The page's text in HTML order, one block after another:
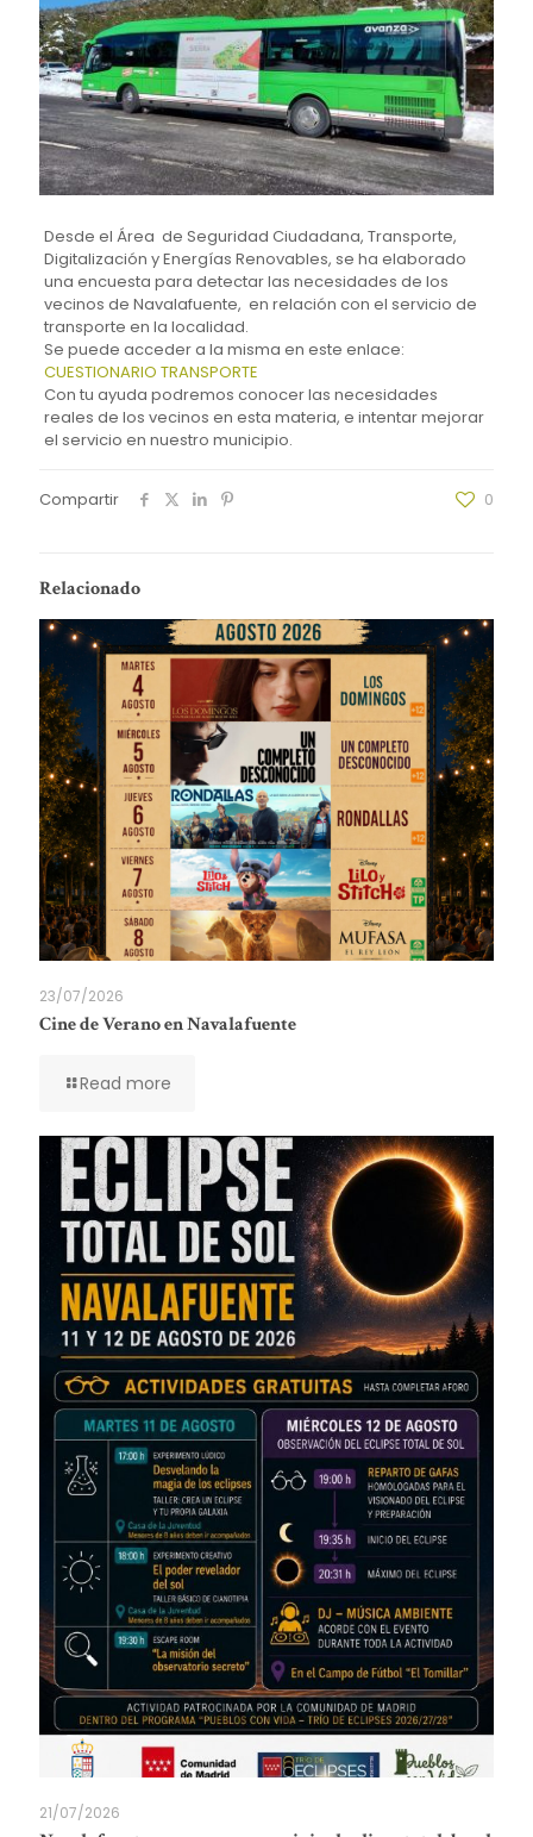
Desde el Área de Seguridad Ciudadana, Transporte,
Digitalización y Energías Renovables, se ha elaborado
una encuesta para detectar las necesidades de los
vecinos de Navalafuente, en relación con el servicio de
transporte en la localidad.
Se puede acceder a la misma en este enlace:
CUESTIONARIO TRANSPORTE
Con tu ayuda podremos conocer las necesidades
reales de los vecinos en esta materia, e intentar mejorar
el servicio en nuestro municipio.
Compartir 0
Relacionado
23/07/2026
Cine de Verano en Navalafuente
Read more
21/07/2026